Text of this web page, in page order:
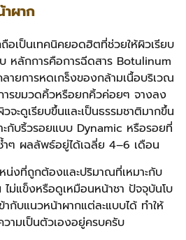
ผาก
อเป็นเทคนิคยอดฮิตที่ช่วยให้ผิวเรียบ
หลักการคือการฉีดสาร Botulinum
ายการหดเกร็งของกล้ามเนื้อบริเวณ
ารขมวดคิ้วหรือยกคิ้วค่อยๆ จางลง
ะดูเรียบขึ้นและเป็นธรรมชาติมากขึ้น
ะกับริ้วรอยแบบ Dynamic หรือรอยที่
ๆ ผลลัพธ์อยู่ได้เฉลี่ย 4–6 เดือน
งที่ถูกต้องและปริมาณที่เหมาะกับ
ม่แข็งหรือดูเหมือนหน้าชา ปัจจุบันโบ
กับแนวหน้าผากแต่ละแบบได้ ทำให้
ามเป็นตัวเองอยู่ครบครับ